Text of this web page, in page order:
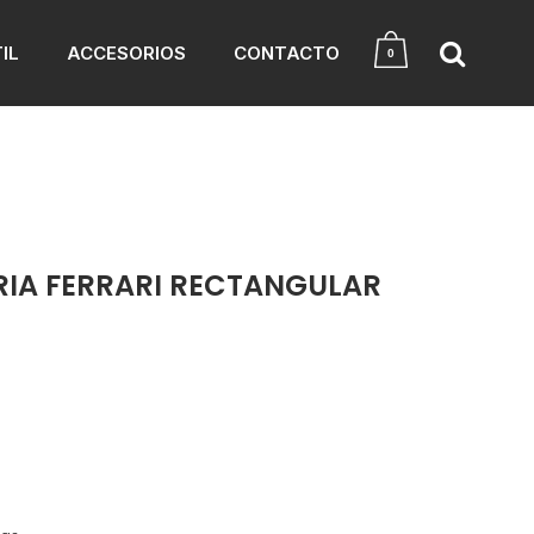
0
ACCESORIOS CONTACTO
FERRARI RECTANGULAR